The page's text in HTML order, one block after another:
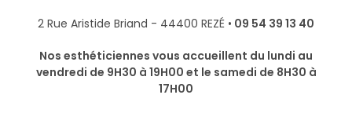
2 Rue Aristide Briand - 44400 REZÉ • 09 54 39 13 40
Nos esthéticiennes vous accueillent du lundi au
vendredi de 9H30 à 19H00 et le samedi de 8H30 à
17H00